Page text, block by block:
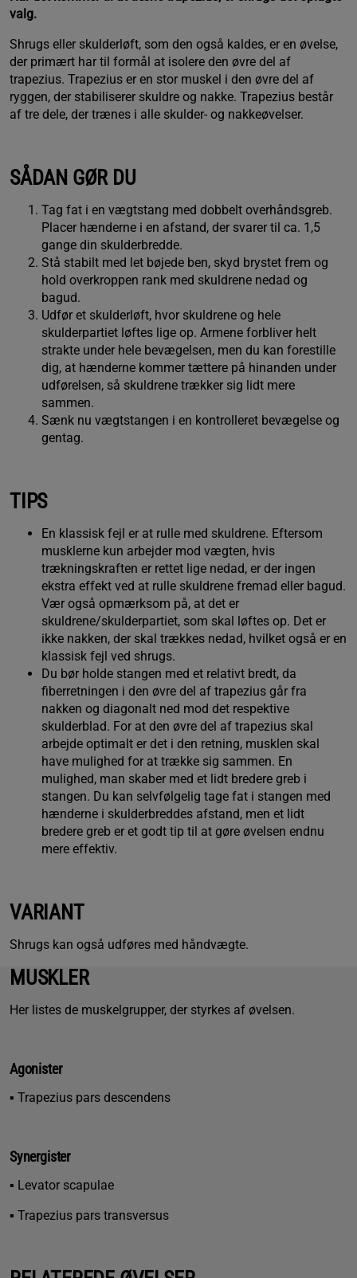
valg.
Shrugs eller skulderløft, som den også kaldes, er en øvelse,
der primært har til formål at isolere den øvre del af
trapezius. Trapezius er en stor muskel i den øvre del af
ryggen, der stabiliserer skuldre og nakke. Trapezius består
af tre dele, der trænes i alle skulder- og nakkeøvelser.
SÅDAN GØR DU
Tag fat i en vægtstang med dobbelt overhåndsgreb.
Placer hænderne i en afstand, der svarer til ca. 1,5
gange din skulderbredde.
Stå stabilt med let bøjede ben, skyd brystet frem og
hold overkroppen rank med skuldrene nedad og
bagud.
Udfør et skulderløft, hvor skuldrene og hele
skulderpartiet løftes lige op. Armene forbliver helt
strakte under hele bevægelsen, men du kan forestille
dig, at hænderne kommer tættere på hinanden under
udførelsen, så skuldrene trækker sig lidt mere
sammen.
Sænk nu vægtstangen i en kontrolleret bevægelse og
gentag.
TIPS
En klassisk fejl er at rulle med skuldrene. Eftersom
musklerne kun arbejder mod vægten, hvis
trækningskraften er rettet lige nedad, er der ingen
ekstra effekt ved at rulle skuldrene fremad eller bagud.
Vær også opmærksom på, at det er
skuldrene/skulderpartiet, som skal løftes op. Det er
ikke nakken, der skal trækkes nedad, hvilket også er en
klassisk fejl ved shrugs.
Du bør holde stangen med et relativt bredt, da
fiberretningen i den øvre del af trapezius går fra
nakken og diagonalt ned mod det respektive
skulderblad. For at den øvre del af trapezius skal
arbejde optimalt er det i den retning, musklen skal
have mulighed for at trække sig sammen. En
mulighed, man skaber med et lidt bredere greb i
stangen. Du kan selvfølgelig tage fat i stangen med
hænderne i skulderbreddes afstand, men et lidt
bredere greb er et godt tip til at gøre øvelsen endnu
mere effektiv.
VARIANT
Shrugs kan også udføres med håndvægte.
MUSKLER
Her listes de muskelgrupper, der styrkes af øvelsen.
Agonister
▪ Trapezius pars descendens
Synergister
▪ Levator scapulae
▪ Trapezius pars transversus